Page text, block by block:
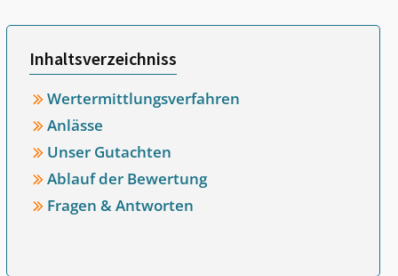
Inhaltsverzeichniss
Wertermittlungsverfahren
Anlässe
Unser Gutachten
Ablauf der Bewertung
Fragen & Antworten